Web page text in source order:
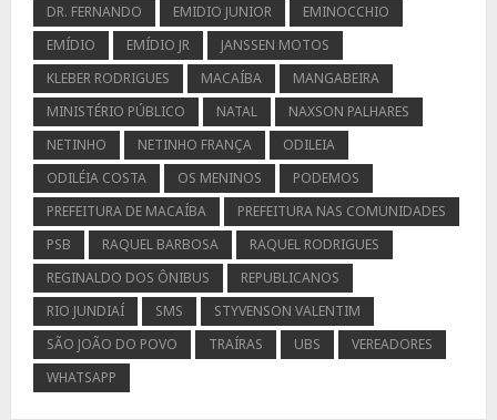
DR. FERNANDO
EMIDIO JUNIOR
EMINOCCHIO
EMÍDIO
EMÍDIO JR
JANSSEN MOTOS
KLEBER RODRIGUES
MACAÍBA
MANGABEIRA
MINISTÉRIO PÚBLICO
NATAL
NAXSON PALHARES
NETINHO
NETINHO FRANÇA
ODILEIA
ODILÉIA COSTA
OS MENINOS
PODEMOS
PREFEITURA DE MACAÍBA
PREFEITURA NAS COMUNIDADES
PSB
RAQUEL BARBOSA
RAQUEL RODRIGUES
REGINALDO DOS ÔNIBUS
REPUBLICANOS
RIO JUNDIAÍ
SMS
STYVENSON VALENTIM
SÃO JOÃO DO POVO
TRAÍRAS UBS
VEREADORES
WHATSAPP